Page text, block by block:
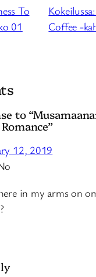
To
01
Coffee -
to
12, 2019
in my arms on